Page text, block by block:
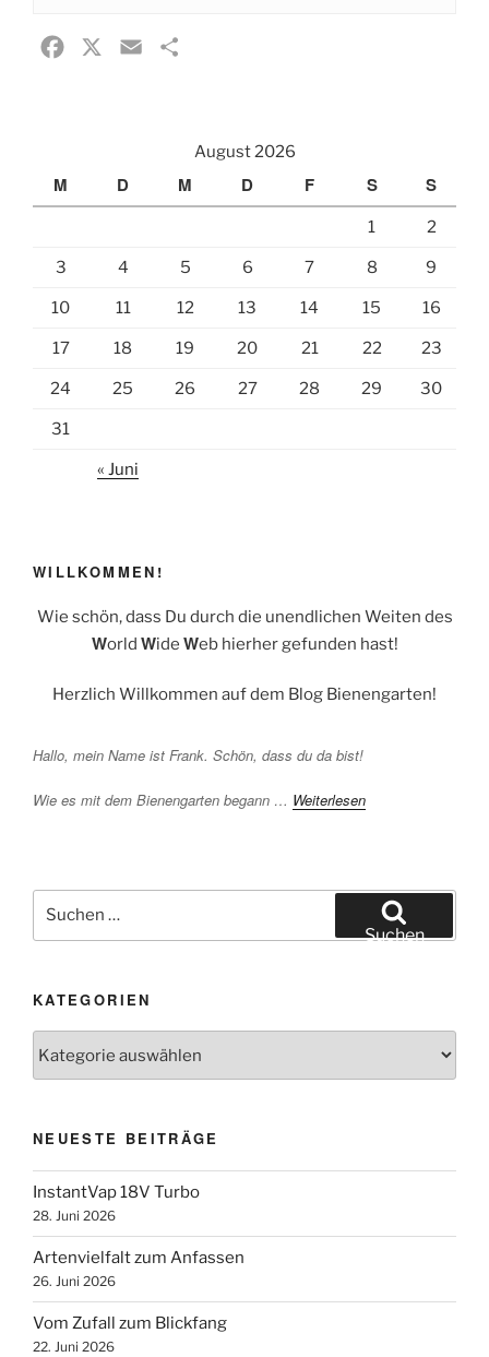
August 2026
M D M D F S S
1 2
3 4 5 6 7 8 9
10 11 12 13 14 15 16
17 18 19 20 21 22 23
24 25 26 27 28 29 30
31
« Juni
WILLKOMMEN!
Wie schön, dass Du durch die unendlichen Weiten des
World Wide Web hierher gefunden hast!
Herzlich Willkommen auf dem Blog Bienengarten!
Hallo, mein Name ist Frank. Schön, dass du da bist!
Wie es mit dem Bienengarten begann … Weiterlesen
Suchen
nach:
Suchen
KATEGORIEN
NEUESTE BEITRÄGE
InstantVap 18V Turbo
28. Juni 2026
Artenvielfalt zum Anfassen
26. Juni 2026
Vom Zufall zum Blickfang
22. Juni 2026